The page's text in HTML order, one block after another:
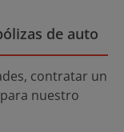
de auto
contratar un
nuestro